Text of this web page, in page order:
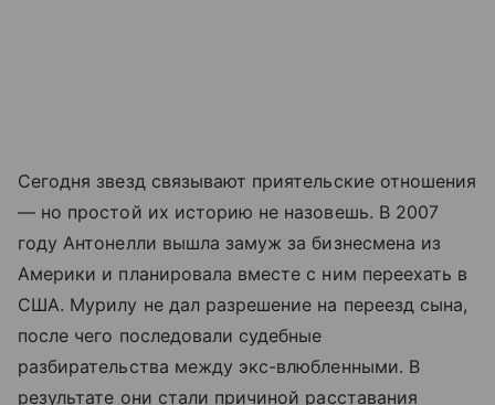
Сегодня звезд связывают приятельские отношения
— но простой их историю не назовешь. В 2007
году Антонелли вышла замуж за бизнесмена из
Америки и планировала вместе с ним переехать в
США. Мурилу не дал разрешение на переезд сына,
после чего последовали судебные
разбирательства между экс-влюбленными. В
результате они стали причиной расставания